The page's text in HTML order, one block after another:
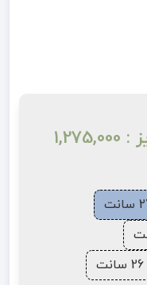
قیمت این سایز : 1,275,000